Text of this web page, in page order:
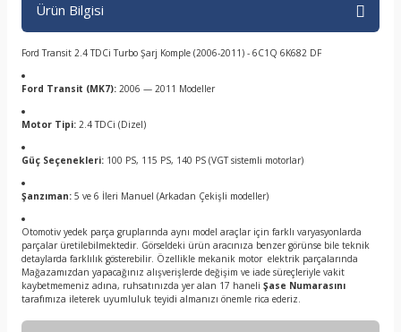
Ürün Bilgisi
Ford Transit 2.4 TDCi Turbo Şarj Komple (2006-2011) - 6C1Q 6K682 DF
Ford Transit (MK7): 2006 — 2011 Modeller
Motor Tipi: 2.4 TDCi (Dizel)
Güç Seçenekleri: 100 PS, 115 PS, 140 PS (VGT sistemli motorlar)
Şanzıman: 5 ve 6 İleri Manuel (Arkadan Çekişli modeller)
Otomotiv yedek parça gruplarında aynı model araçlar için farklı varyasyonlarda
parçalar üretilebilmektedir. Görseldeki ürün aracınıza benzer görünse bile teknik
detaylarda farklılık gösterebilir. Özellikle mekanik motor elektrik parçalarında
Mağazamızdan yapacağınız alışverişlerde değişim ve iade süreçleriyle vakit
kaybetmemeniz adına, ruhsatınızda yer alan 17 haneli Şase Numarasını
tarafımıza ileterek uyumluluk teyidi almanızı önemle rica ederiz.